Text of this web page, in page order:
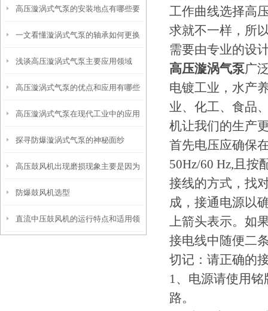
效能工具
高压漩涡式气泵的安装地点有哪些要
求？
一文看懂漩涡式气泵的轴承如何更换
浅谈高压漩涡式气泵主要应用领域
高压漩涡式气泵的优点和应用有哪些
呢？
高压漩涡式气泵在现代工业中的应用
探寻防爆漩涡式气泵的神秘面纱
高压鼓风机出现磨损现象主要是因为
这些原因
防爆鼓风机选型
直流中压鼓风机的运行特点和适用领
工作曲线选择高
求就不一样，所
需要由专业的设
高压漩涡气泵广
电镀工业，水产
业、化工、食品
机让我们的生产
首先电压应确保
50Hz/60 Hz,且按
接线的方式，找
成，接通电源以
上箭头表示。如
接电线中随便二
切记：请正确的
1、电源请使用
路。